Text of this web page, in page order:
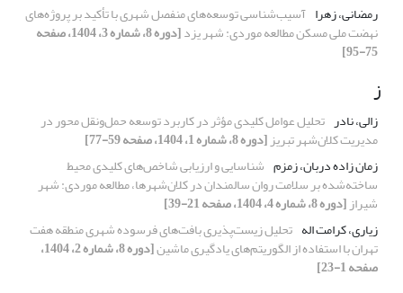
رمضانی، زهرا آسیب‌شناسی توسعه‌های منفصل شهری با تأکید بر پروژه‌های
نهضت ملی مسکن مطالعه موردی: شهر یزد [دوره 8، شماره 3، 1404، صفحه
75-95]
ز
زالی، نادر تحلیل عوامل کلیدی مؤثر در کاربرد توسعه حمل‌ونقل محور در
مدیریت کلان‌شهر تبریز[دوره 8، شماره 1، 1404، صفحه 59-77]
زمان زاده دربان، زمزم شناسایی و ارزیابی شاخص‌های کلیدی محیط
ساخته‌شده بر سلامت روان سالمندان در کلان‌شهرها، مطالعه موردی: شهر
شیراز[دوره 8، شماره 4، 1404، صفحه 21-39]
زیاری، کرامت اله تحلیل زیست‌پذیری بافت‌های فرسوده شهری منطقه هفت
تهران با استفاده از الگوریتم‌های یادگیری ماشین [دوره 8، شماره 2، 1404،
صفحه 1-23]